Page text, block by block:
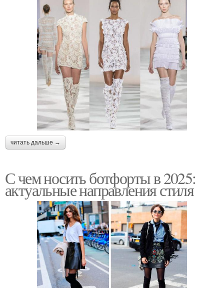
читать дальше →
С чем носить ботфорты в 2025:
актуальные направления стиля